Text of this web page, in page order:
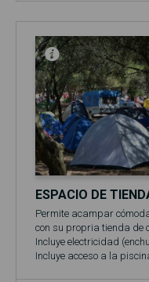
ESPACIO DE
Permite acampar
con su propria tienda de
Incluye electricidad
Incluye acceso a la